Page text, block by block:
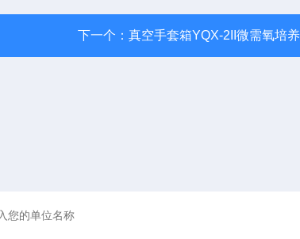
下一个： 真空手套箱YQX-2II微需氧培